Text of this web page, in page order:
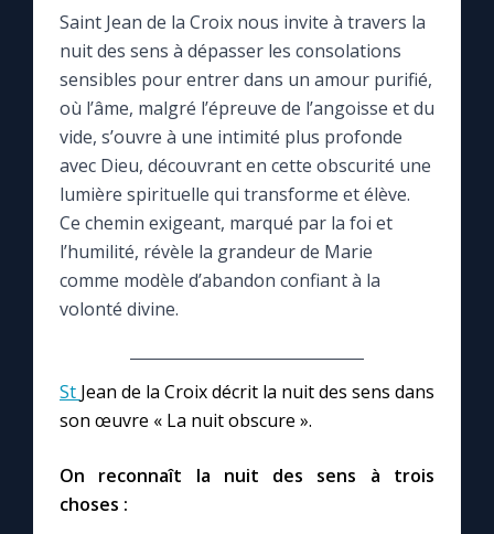
La newsletter
La vidéo de la semaine
Le compte Tiktok
Le magazine
Le site internet
Questions-réponses
Avec Thérèse de Lisieux
Saint Jean de la Croix nous invite à travers la
nuit des sens à dépasser les consolations
sensibles pour entrer dans un amour purifié,
où l’âme, malgré l’épreuve de l’angoisse et du
vide, s’ouvre à une intimité plus profonde
avec Dieu, découvrant en cette obscurité une
lumière spirituelle qui transforme et élève.
Ce chemin exigeant, marqué par la foi et
l’humilité, révèle la grandeur de Marie
comme modèle d’abandon confiant à la
volonté divine.
St Jean de la Croix décrit la nuit des sens dans
son œuvre « La nuit obscure ».
On reconnaît la nuit des sens à trois
choses :